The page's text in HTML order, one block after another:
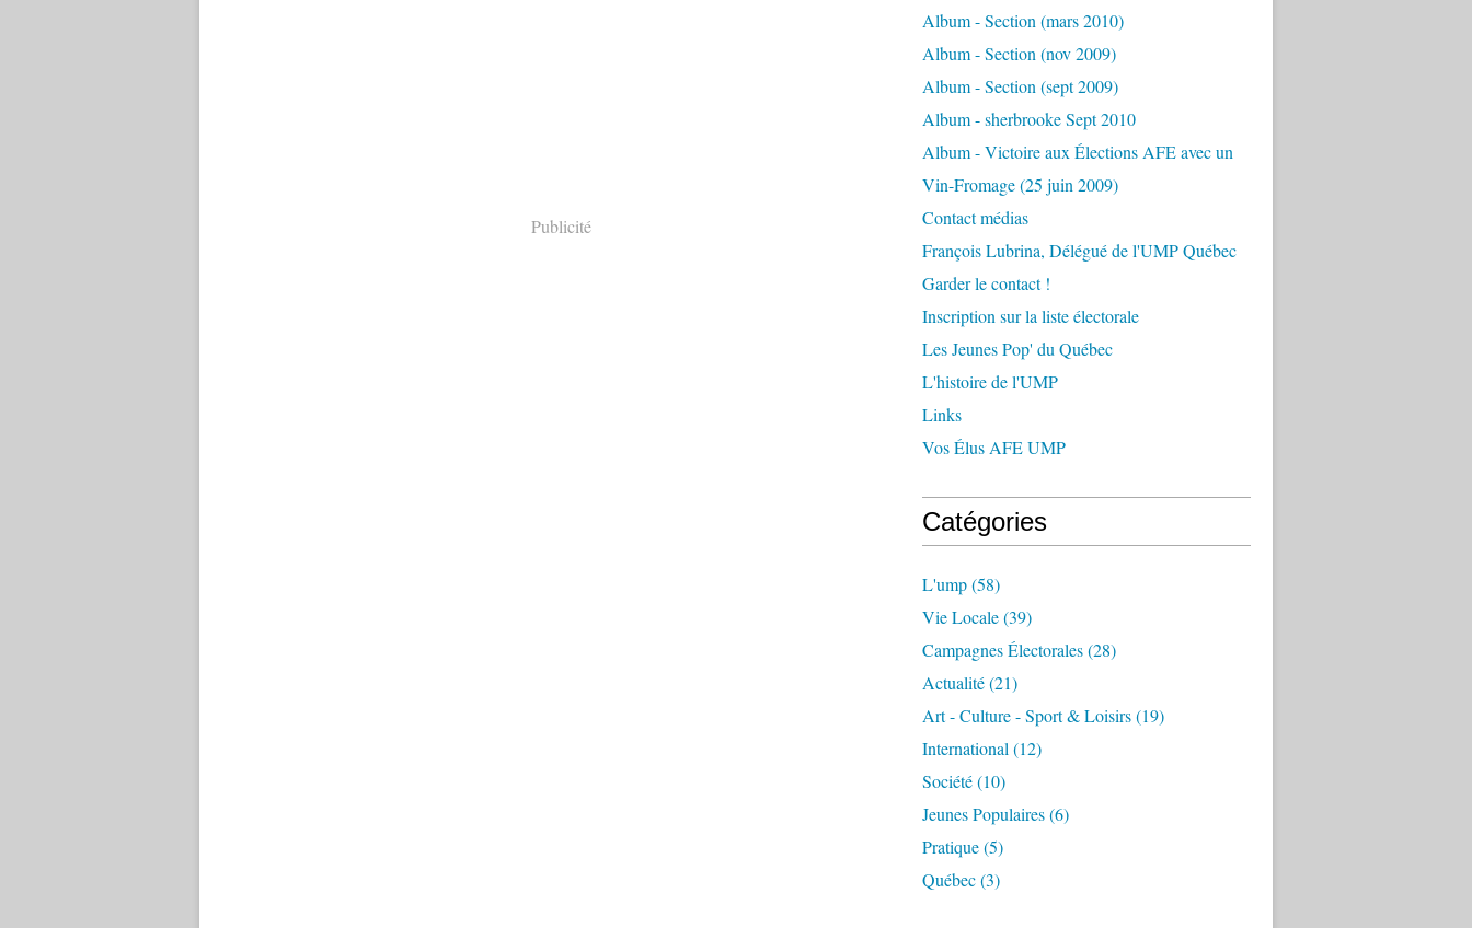
Publicité
Album - Section (mars 2010)
Album - Section (nov 2009)
Album - Section (sept 2009)
Album - sherbrooke Sept 2010
Album - Victoire aux Élections AFE avec un
Vin-Fromage (25 juin 2009)
Contact médias
François Lubrina, Délégué de l'UMP Québec
Garder le contact !
Inscription sur la liste électorale
Les Jeunes Pop' du Québec
L'histoire de l'UMP
Links
Vos Élus AFE UMP
Catégories
L'ump(58)
Vie Locale(39)
Campagnes Électorales(28)
Actualité(21)
Art - Culture - Sport & Loisirs(19)
International (12)
Société(10)
Jeunes Populaires(6)
Pratique(5)
Québec(3)